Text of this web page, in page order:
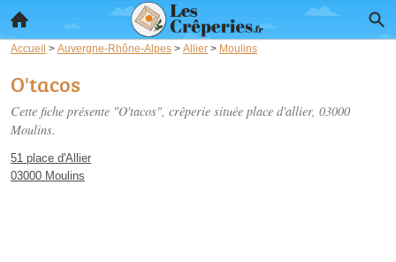
Accueil > Auvergne-Rhône-Alpes > Allier > Moulins
O'tacos
Cette fiche présente "O'tacos", crêperie située place d'allier, 03000
Moulins.
51 place d'Allier
03000 Moulins